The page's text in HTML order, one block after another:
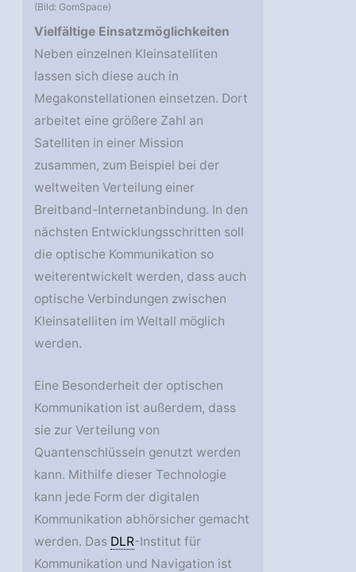
(Bild: GomSpace)
Vielfältige Einsatzmöglichkeiten
Neben einzelnen Kleinsatelliten
lassen sich diese auch in
Megakonstellationen einsetzen. Dort
arbeitet eine größere Zahl an
Satelliten in einer Mission
zusammen, zum Beispiel bei der
weltweiten Verteilung einer
Breitband-Internetanbindung. In den
nächsten Entwicklungsschritten soll
die optische Kommunikation so
weiterentwickelt werden, dass auch
optische Verbindungen zwischen
Kleinsatelliten im Weltall möglich
werden.
Eine Besonderheit der optischen
Kommunikation ist außerdem, dass
sie zur Verteilung von
Quantenschlüsseln genutzt werden
kann. Mithilfe dieser Technologie
kann jede Form der digitalen
Kommunikation abhörsicher gemacht
werden. Das DLR-Institut für
Kommunikation und Navigation ist